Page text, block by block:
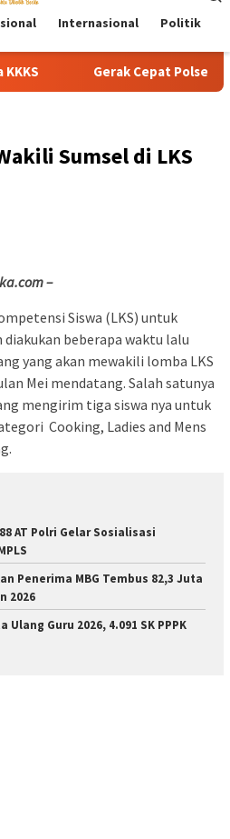
Internasional Politik
Cepat Polsek Muara Kuang
Sumsel di LKS
–
Siswa (LKS) untuk
beberapa waktu lalu
yang akan mewakili lomba LKS
Mei mendatang. Salah satunya
mengirim tiga siswa nya untuk
Cooking, Ladies and Mens
AT Polri Gelar Sosialisasi
Penerima MBG Tembus 82,3 Juta
2026
Guru 2026, 4.091 SK PPPK